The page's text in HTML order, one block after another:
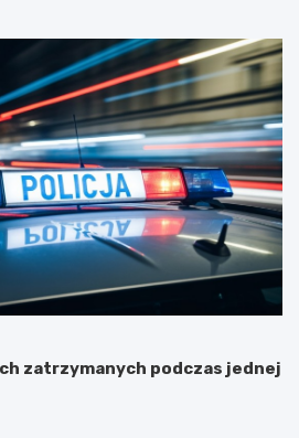
zatrzymanych podczas jednej